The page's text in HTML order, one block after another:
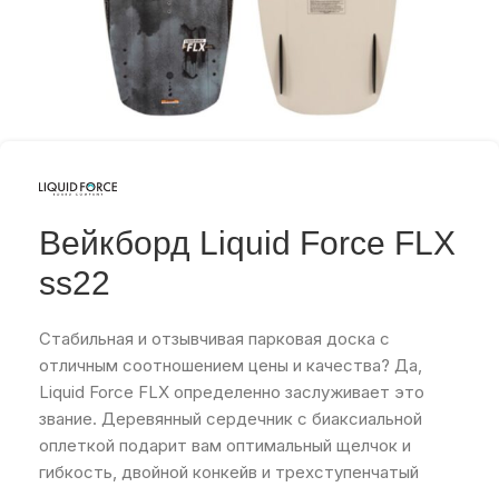
Вейкборд Liquid Force FLX
ss22
Стабильная и отзывчивая парковая доска с
отличным соотношением цены и качества? Да,
Liquid Force FLX определенно заслуживает это
звание. Деревянный сердечник с биаксиальной
оплеткой подарит вам оптимальный щелчок и
гибкость, двойной конкейв и трехступенчатый